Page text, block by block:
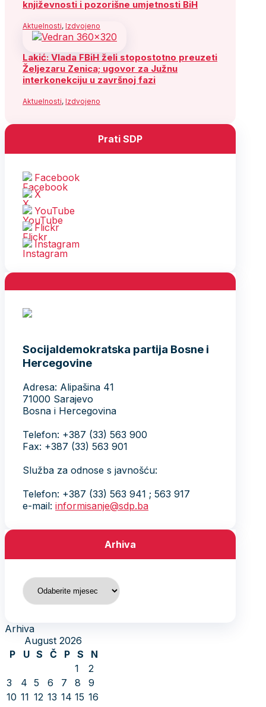
književnosti i pozorišne umjetnosti BiH
Aktuelnosti, Izdvojeno
Lakić: Vlada FBiH želi stopostotno preuzeti
Željezaru Zenica; ugovor za Južnu
interkonekciju u završnoj fazi
Aktuelnosti, Izdvojeno
Prati SDP
Facebook
X
YouTube
Flickr
Instagram
Socijaldemokratska partija Bosne i
Hercegovine
Adresa: Alipašina 41
71000 Sarajevo
Bosna i Hercegovina
Telefon: +387 (33) 563 900
Fax: +387 (33) 563 901
Služba za odnose s javnošću:
Telefon: +387 (33) 563 941 ; 563 917
e-mail: informisanje@sdp.ba
Arhiva
Arhiva
Arhiva
August 2026
P
U S Č P S
N
1
2
3
4 5 6 7 8
9
10 11 12 13 14 15 16